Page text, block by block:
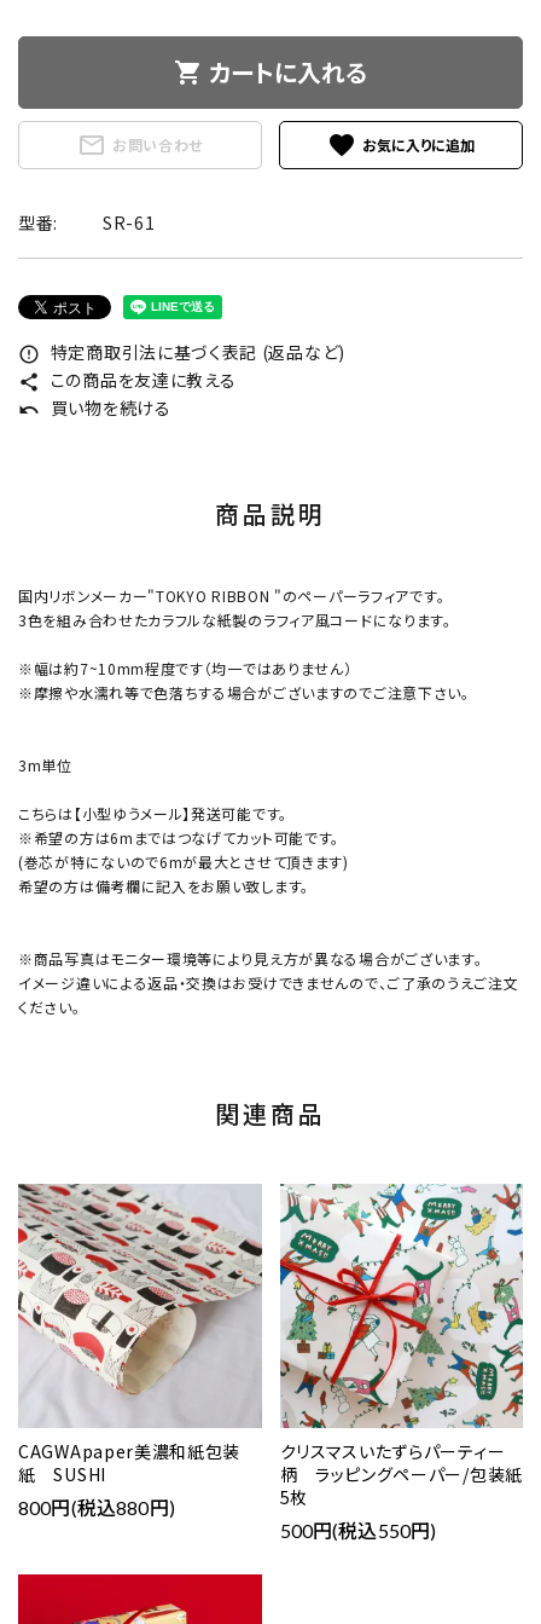
shopping_cart カートに入れる
mail_outline お問い合わせ favorite
型番: SR-61
error_outline 特定商取引法に基づく表記 (返品など)
share この商品を友達に教える
undo 買い物を続ける
商品説明
国内リボンメーカー"TOKYO RIBBON "のペーパーラフィアです。
3色を組み合わせたカラフルな紙製のラフィア風コードになります。
※幅は約7~10mm程度です（均一ではありません）
※摩擦や水濡れ等で色落ちする場合がございますのでご注意下さい。
3m単位
こちらは【小型ゆうメール】発送可能です。
※希望の方は6mまではつなげてカット可能です。
(巻芯が特にないので6mが最大とさせて頂きます)
希望の方は備考欄に記入をお願い致します。
※商品写真はモニター環境等により見え方が異なる場合がございます。
イメージ違いによる返品・交換はお受けできませんので、ご了承のうえご注文
ください。
関連商品
CAGWApaper美濃和紙包装
紙 SUSHI
800円(税込880円)
クリスマスいたずらパーティー
柄 ラッピングペーパー/包装紙
5枚
500円(税込550円)